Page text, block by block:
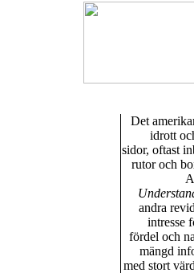
Det
idrott
sidor, oftast
rutor och
andra
intresse
fördel och
mängd
med stort